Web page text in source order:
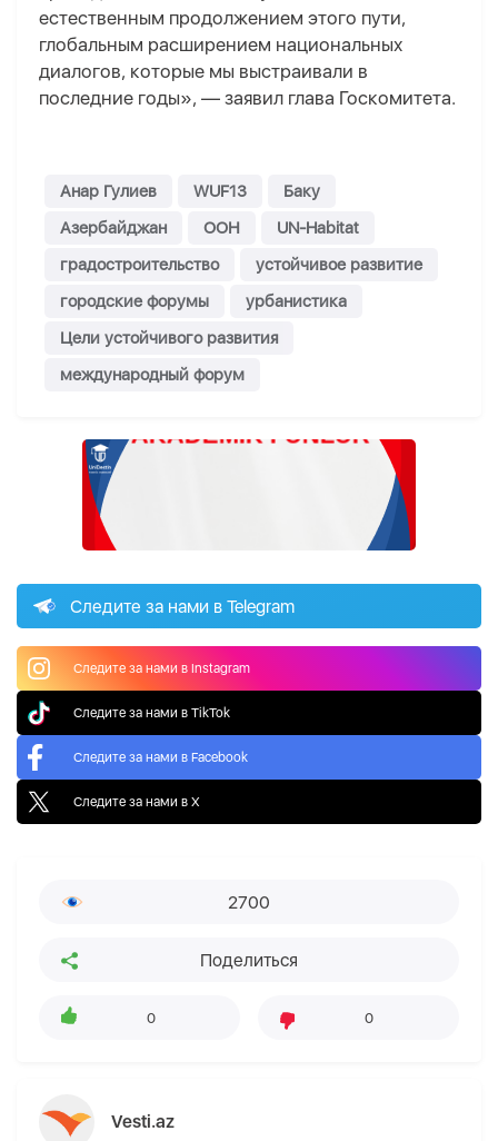
естественным продолжением этого пути,
глобальным расширением национальных
диалогов, которые мы выстраивали в
последние годы», — заявил глава Госкомитета.
Анар Гулиев WUF13
Баку
Азербайджан
ООН
UN-Habitat
градостроительство
устойчивое развитие
городские форумы
урбанистика
Цели устойчивого развития
международный форум
Следите за нами в Telegram
Следите за нами в Instagram
Следите за нами в TikTok
Следите за нами в Facebook
Следите за нами в X
2700
Поделиться
0 0
Vesti.az